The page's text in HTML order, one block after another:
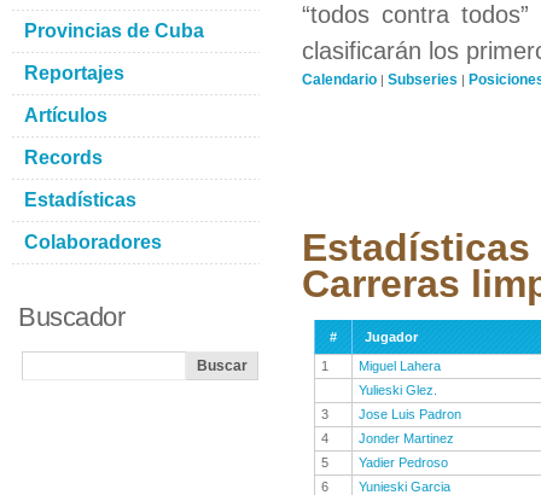
“todos contra
clasificarán los
Calendario | Subseries |
Carreras
#
Jugador
1
Miguel Lahera
Yulieski Glez.
3
Jose Luis Padron
4
Jonder Martinez
5
Yadier Pedroso
6
Yunieski Garcia
Provincias de Cuba
Reportajes
Artículos
Records
Estadísticas
Colaboradores
Buscador